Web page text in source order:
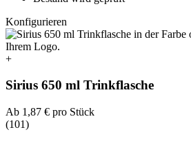
Konfigurieren
+
Sirius 650 ml Trinkflasche
Ab 1,87 € pro Stück
(101)